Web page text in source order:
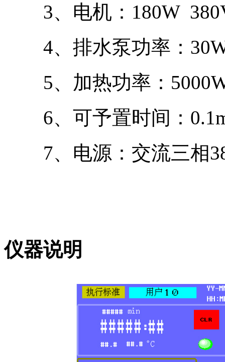
3、电机：180W
4、排水泵功率：
5、加热功率：
6、可予置时间：
7、电源：交流三相
仪器说明